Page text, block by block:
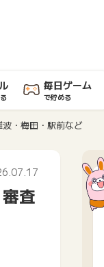
毎日ゲーム
で貯める
・梅田・駅前など
査